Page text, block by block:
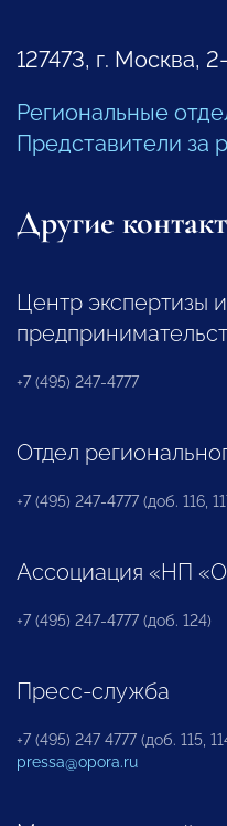
127473, г. Москва,
Региональные
Представители за
Другие
Центр экспертизы
+7 (495) 247-4777
Отдел
+7 (495) 247-4777 (доб. 116,
Ассоциация «НП
+7 (495) 247-4777 (доб. 124)
Пресс-служба
+7 (495) 247 4777 (доб. 115,
pressa@opora.ru